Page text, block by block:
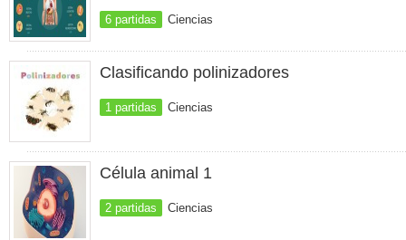
6 partidas Ciencias
Clasificando polinizadores
1 partidas Ciencias
Célula animal 1
2 partidas Ciencias